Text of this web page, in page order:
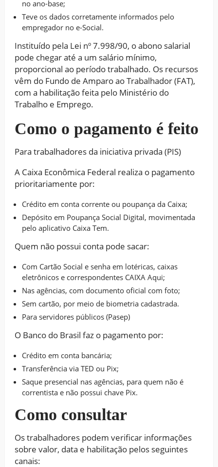
no ano-base;
Teve os dados corretamente informados pelo
empregador no e-Social.
Instituído pela Lei nº 7.998/90, o abono salarial
pode chegar até a um salário mínimo,
proporcional ao período trabalhado. Os recursos
vêm do Fundo de Amparo ao Trabalhador (FAT),
com a habilitação feita pelo Ministério do
Trabalho e Emprego.
Como o pagamento é feito
Para trabalhadores da iniciativa privada (PIS)
A Caixa Econômica Federal realiza o pagamento
prioritariamente por:
Crédito em conta corrente ou poupança da Caixa;
Depósito em Poupança Social Digital, movimentada
pelo aplicativo Caixa Tem.
Quem não possui conta pode sacar:
Com Cartão Social e senha em lotéricas, caixas
eletrônicos e correspondentes CAIXA Aqui;
Nas agências, com documento oficial com foto;
Sem cartão, por meio de biometria cadastrada.
Para servidores públicos (Pasep)
O Banco do Brasil faz o pagamento por:
Crédito em conta bancária;
Transferência via TED ou Pix;
Saque presencial nas agências, para quem não é
correntista e não possui chave Pix.
Como consultar
Os trabalhadores podem verificar informações
sobre valor, data e habilitação pelos seguintes
canais: